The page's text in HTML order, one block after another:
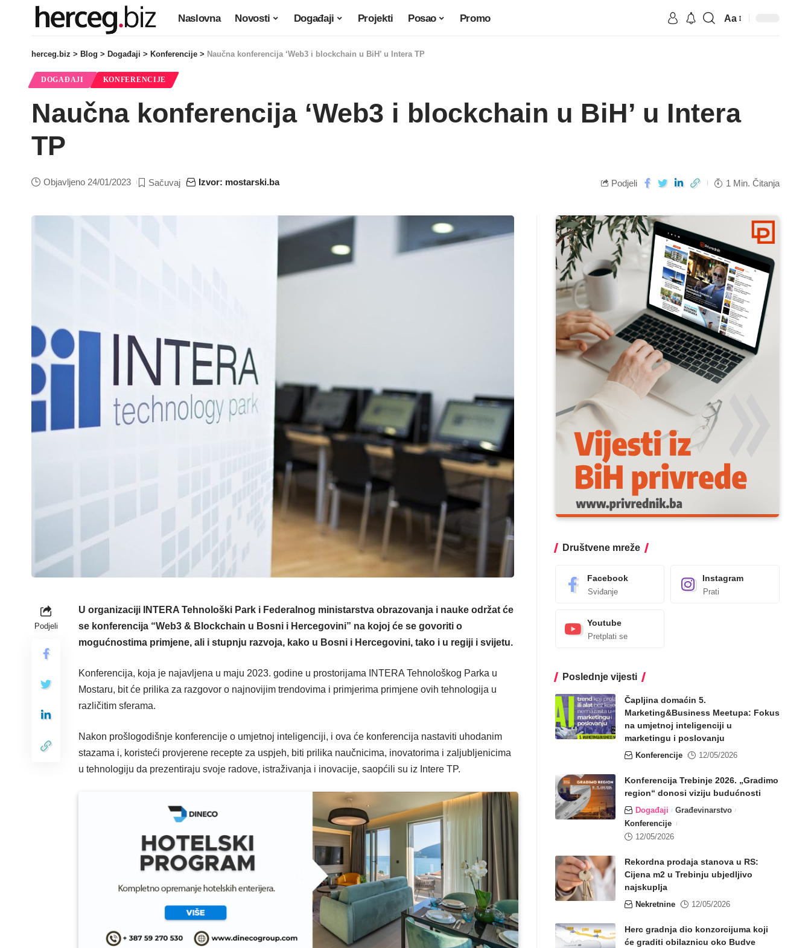
Naslovna Novosti Događaji Projekti Posao Promo Aa
herceg.biz > Blog > Događaji > Konferencije > Naučna konferencija ‘Web3 i blockchain u BiH’ u Intera TP
DOGAĐAJI KONFERENCIJE
Naučna konferencija ‘Web3 i blockchain u BiH’ u Intera
TP
Objavljeno 24/01/2023 Izvor: mostarski.ba Podjeli 1 Min. Čitanja
Podjeli
U organizaciji INTERA Tehnološki Park i Federalnog ministarstva obrazovanja i nauke održat će
se konferencija “Web3 & Blockchain u Bosni i Hercegovini” na kojoj će se govoriti o
mogućnostima primjene, ali i stupnju razvoja, kako u Bosni i Hercegovini, tako i u regiji i svijetu.
Konferencija, koja je najavljena u maju 2023. godine u prostorijama INTERA Tehnološkog Parka u
Mostaru, bit će prilika za razgovor o najnovijim trendovima i primjerima primjene ovih tehnologija u
različitim sferama.
Nakon prošlogodišnje konferencije o umjetnoj inteligenciji, i ova će konferencija nastaviti uhodanim
stazama i, koristeći provjerene recepte za uspjeh, biti prilika naučnicima, inovatorima i zaljubljenicima
u tehnologiju da prezentiraju svoje radove, istraživanja i inovacije, saopćili su iz Intere TP.
Društvene mreže
Facebook
Sviđanje
Instagram
Prati
Youtube
Pretplati se
Poslednje vijesti
Čapljina domaćin 5.
Marketing&Business Meetupa: Fokus
na umjetnoj inteligenciji u
marketingu i poslovanju
Konferencije 12/05/2026
Konferencija Trebinje 2026. „Gradimo
region“ donosi viziju budućnosti
Događaji
Građevinarstvo
Konferencije
12/05/2026
Rekordna prodaja stanova u RS:
Cijena m2 u Trebinju ubjedljivo
najskuplja
Nekretnine 12/05/2026
Herc gradnja dio konzorcijuma koji
će graditi obilaznicu oko Budve